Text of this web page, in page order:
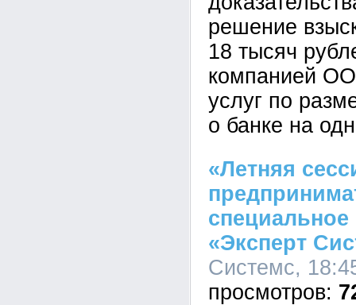
решение
18 тысяч
компанией
услуг по
о банке на
«Летняя
«Эксперт
Системс,